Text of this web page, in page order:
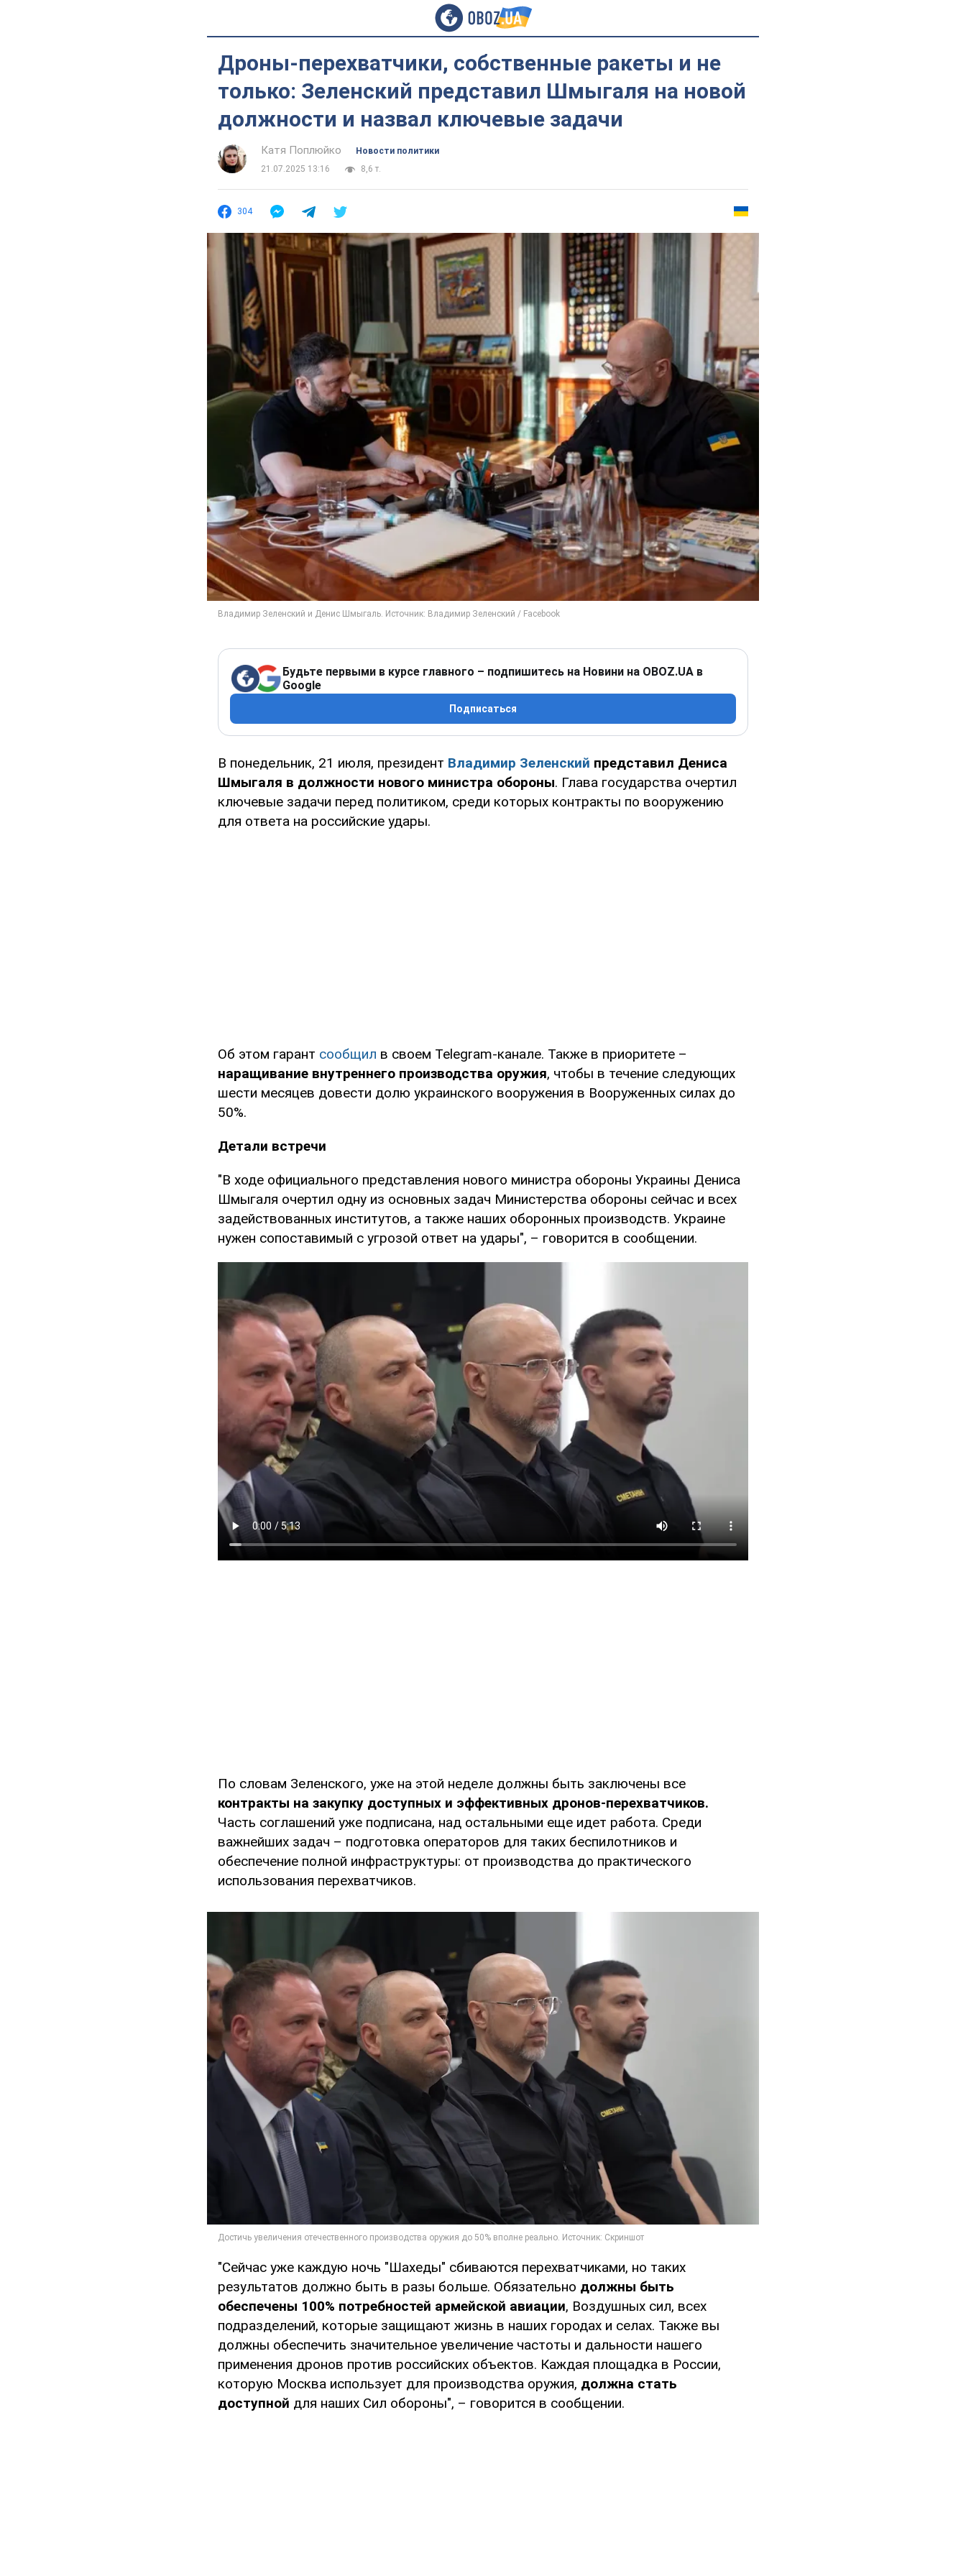
Дроны-перехватчики, собственные ракеты и не
только: Зеленский представил Шмыгаля на новой
должности и назвал ключевые задачи
Катя Поплюйко
Новости политики
21.07.2025 13:16
8,6 т.
304
Будьте первыми в курсе главного – подпишитесь на Новини на OBOZ.UA в
Google
Подписаться
В понедельник, 21 июля, президент Владимир Зеленский представил Дениса
Шмыгаля в должности нового министра обороны. Глава государства очертил
ключевые задачи перед политиком, среди которых контракты по вооружению
для ответа на российские удары.
Об этом гарант сообщил в своем Telegram-канале. Также в приоритете –
наращивание внутреннего производства оружия, чтобы в течение следующих
шести месяцев довести долю украинского вооружения в Вооруженных силах до
50%.
Детали встречи
"В ходе официального представления нового министра обороны Украины Дениса
Шмыгаля очертил одну из основных задач Министерства обороны сейчас и всех
задействованных институтов, а также наших оборонных производств. Украине
нужен сопоставимый с угрозой ответ на удары", – говорится в сообщении.
По словам Зеленского, уже на этой неделе должны быть заключены все
контракты на закупку доступных и эффективных дронов-перехватчиков.
Часть соглашений уже подписана, над остальными еще идет работа. Среди
важнейших задач – подготовка операторов для таких беспилотников и
обеспечение полной инфраструктуры: от производства до практического
использования перехватчиков.
"Сейчас уже каждую ночь "Шахеды" сбиваются перехватчиками, но таких
результатов должно быть в разы больше. Обязательно должны быть
обеспечены 100% потребностей армейской авиации, Воздушных сил, всех
подразделений, которые защищают жизнь в наших городах и селах. Также вы
должны обеспечить значительное увеличение частоты и дальности нашего
применения дронов против российских объектов. Каждая площадка в России,
которую Москва использует для производства оружия, должна стать
доступной для наших Сил обороны", – говорится в сообщении.